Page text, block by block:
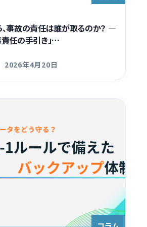
事故の責任は誰が取るのか？ —
任の手引き」…
更新日
2026年4月20日